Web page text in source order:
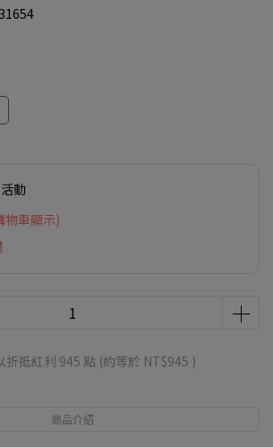
動
物車顯示)
折抵紅利 945 點 (約等於 NT$945 )
商品介紹